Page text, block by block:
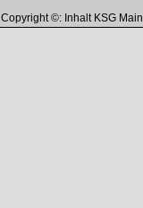
Copyright ©: Inhalt KSG